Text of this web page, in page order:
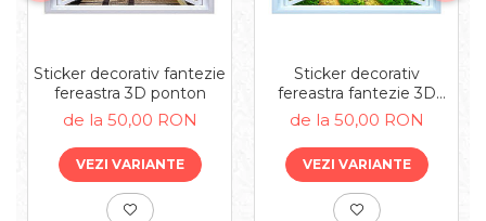
Sticker decorativ fantezie
fereastra 3D ponton
de la 50,00 RON
VEZI VARIANTE
Sticker decorativ
fereastra fantezie 3D
campie
de la 50,00 RON
VEZI VARIANTE